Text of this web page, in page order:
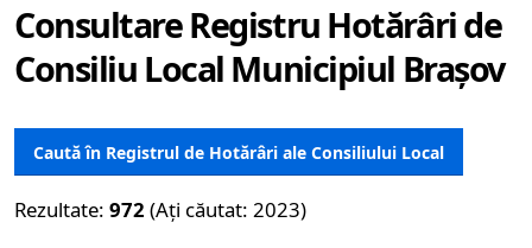
Consultare Registru Hotărâri de
Consiliu Local Municipiul Brașov
Caută în Registrul de Hotărâri ale Consiliului Local
Rezultate: 972 (Ați căutat: 2023)